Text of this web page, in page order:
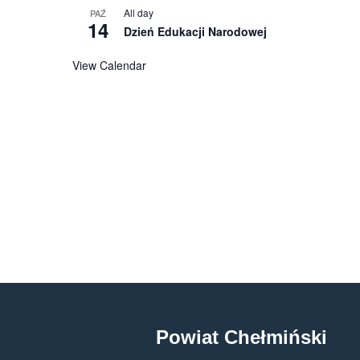
PAŹ
14
All day
Dzień Edukacji Narodowej
View Calendar
Powiat Chełmiński